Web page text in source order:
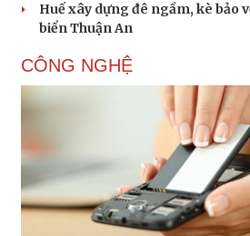
Huế xây dựng đê ngầm, kè bảo
biển Thuận An
CÔNG NGHỆ